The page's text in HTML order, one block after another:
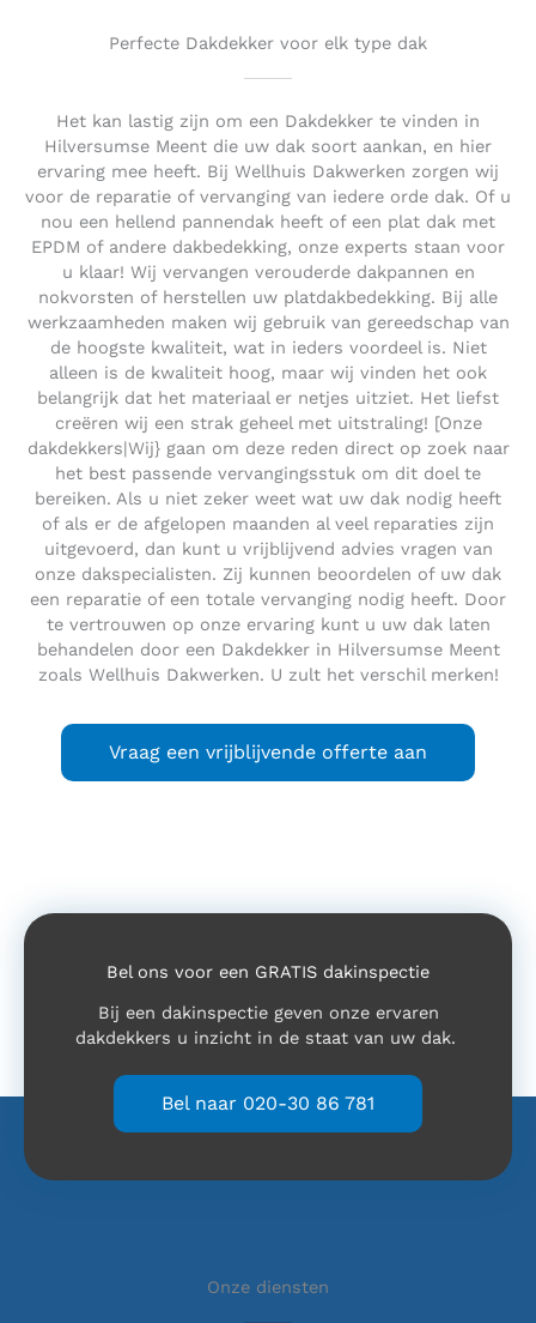
Perfecte Dakdekker voor elk type dak
Het kan lastig zijn om een Dakdekker te vinden in
Hilversumse Meent die uw dak soort aankan, en hier
ervaring mee heeft. Bij Wellhuis Dakwerken zorgen wij
voor de reparatie of vervanging van iedere orde dak. Of u
nou een hellend pannendak heeft of een plat dak met
EPDM of andere dakbedekking, onze experts staan voor
u klaar! Wij vervangen verouderde dakpannen en
nokvorsten of herstellen uw platdakbedekking. Bij alle
werkzaamheden maken wij gebruik van gereedschap van
de hoogste kwaliteit, wat in ieders voordeel is. Niet
alleen is de kwaliteit hoog, maar wij vinden het ook
belangrijk dat het materiaal er netjes uitziet. Het liefst
creëren wij een strak geheel met uitstraling! [Onze
dakdekkers|Wij} gaan om deze reden direct op zoek naar
het best passende vervangingsstuk om dit doel te
bereiken. Als u niet zeker weet wat uw dak nodig heeft
of als er de afgelopen maanden al veel reparaties zijn
uitgevoerd, dan kunt u vrijblijvend advies vragen van
onze dakspecialisten. Zij kunnen beoordelen of uw dak
een reparatie of een totale vervanging nodig heeft. Door
te vertrouwen op onze ervaring kunt u uw dak laten
behandelen door een Dakdekker in Hilversumse Meent
zoals Wellhuis Dakwerken. U zult het verschil merken!
Vraag een vrijblijvende offerte aan
Bel ons voor een GRATIS dakinspectie
Bij een dakinspectie geven onze ervaren
dakdekkers u inzicht in de staat van uw dak.
Bel naar 020-30 86 781
Onze diensten